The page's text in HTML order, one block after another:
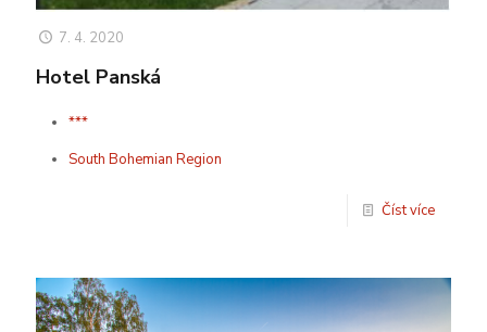
7. 4. 2020
Hotel Panská
***
South Bohemian Region
Číst více